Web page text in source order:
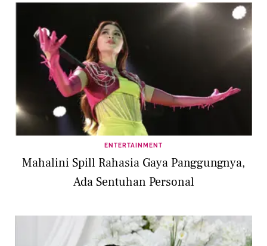
ENTERTAINMENT
Mahalini Spill Rahasia Gaya Panggungnya,
Ada Sentuhan Personal